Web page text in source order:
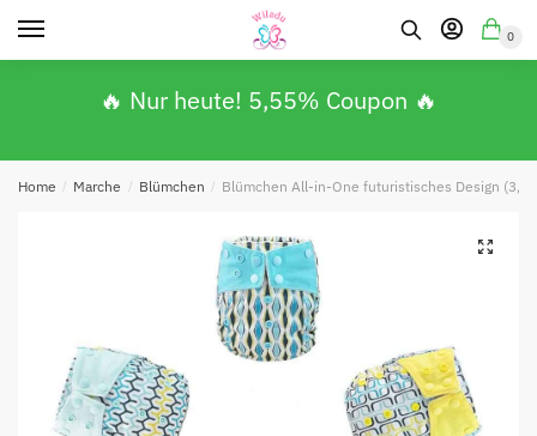
0
🔥 Nur heute! 5,55% Coupon 🔥
Home / Marche / Blümchen / Blümchen All-in-One futuristisches Design
🔍